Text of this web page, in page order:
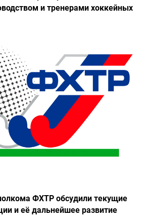
и тренерами хоккейных
ФХТР обсудили текущие
и её дальнейшее развитие